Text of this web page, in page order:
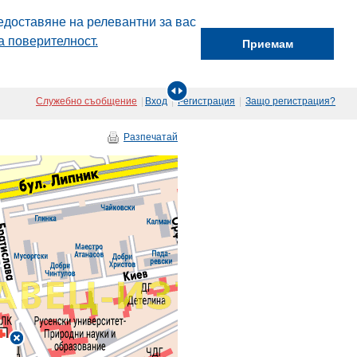
на релевантни за вас
поверителност.
Приемам
Служебно съобщение Вход |Регистрация Защо регистрация?
Разпечатай